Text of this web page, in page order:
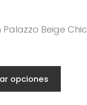
Beige Chic
opciones